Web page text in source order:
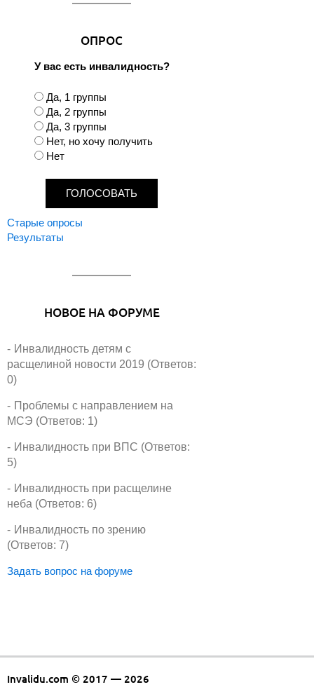
ОПРОС
У вас есть инвалидность?
В
а
р
и
а
Да, 1 группы
Да, 2 группы
Да, 3 группы
Нет, но хочу получить
Нет
Старые опросы
Результаты
НОВОЕ НА ФОРУМЕ
Инвалидность детям с
расщелиной новости 2019 (Ответов:
0)
Проблемы с направлением на
МСЭ (Ответов: 1)
Инвалидность при ВПС (Ответов:
5)
Инвалидность при расщелине
неба (Ответов: 6)
Инвалидность по зрению
(Ответов: 7)
Задать вопрос на форуме
Invalidu.com © 2017 — 2026